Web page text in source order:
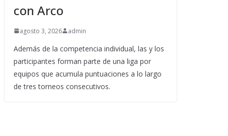
con Arco
agosto 3, 2026 admin
Además de la competencia individual, las y los
participantes forman parte de una liga por
equipos que acumula puntuaciones a lo largo
de tres torneos consecutivos.